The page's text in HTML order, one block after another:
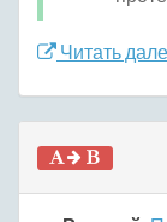
Читать